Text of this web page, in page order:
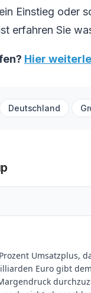
Einstieg oder
erfahren Sie
Hier
Deutschland